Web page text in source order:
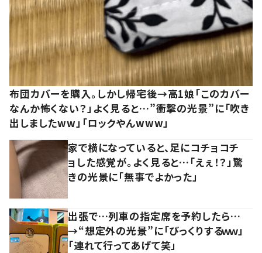
布団カバーを購入。しかし帰宅後→高1娘「このカバー
なんか怖くない？」よく見ると…”衝撃の光景”に「吹き
出しましたww」「ロックやんwww」
家で横になっていると、足にコチョコチ
ョした感覚が。よく見ると…「えぇ！？」驚
きの光景に「無事でよかった」
出張で…列車の指定席を予約したら…
→“想定外の光景”に「びっくりするｗｗ」
「連れて行ってあげて笑」